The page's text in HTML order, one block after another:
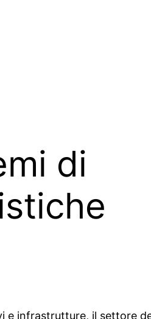
di
e infrastrutture, il settore